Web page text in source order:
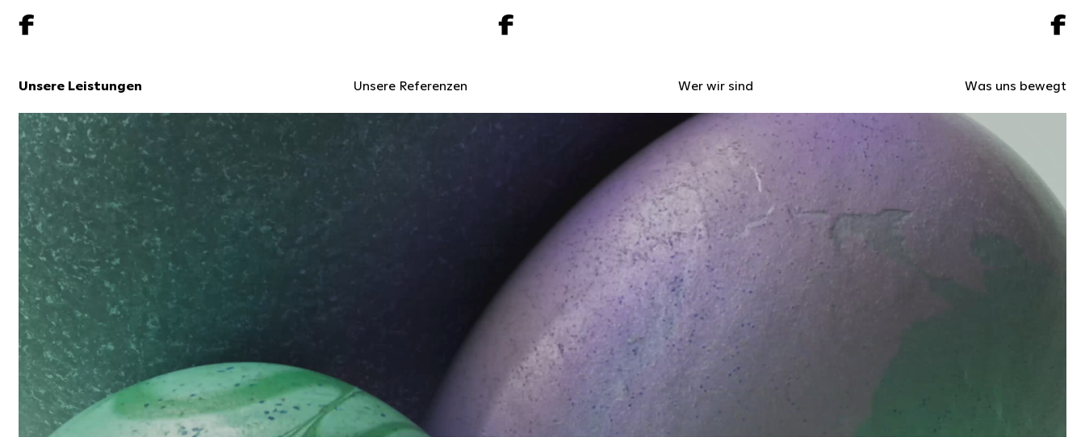
Unsere Leistungen Unsere Referenzen Wer wir sind Was uns bewegt